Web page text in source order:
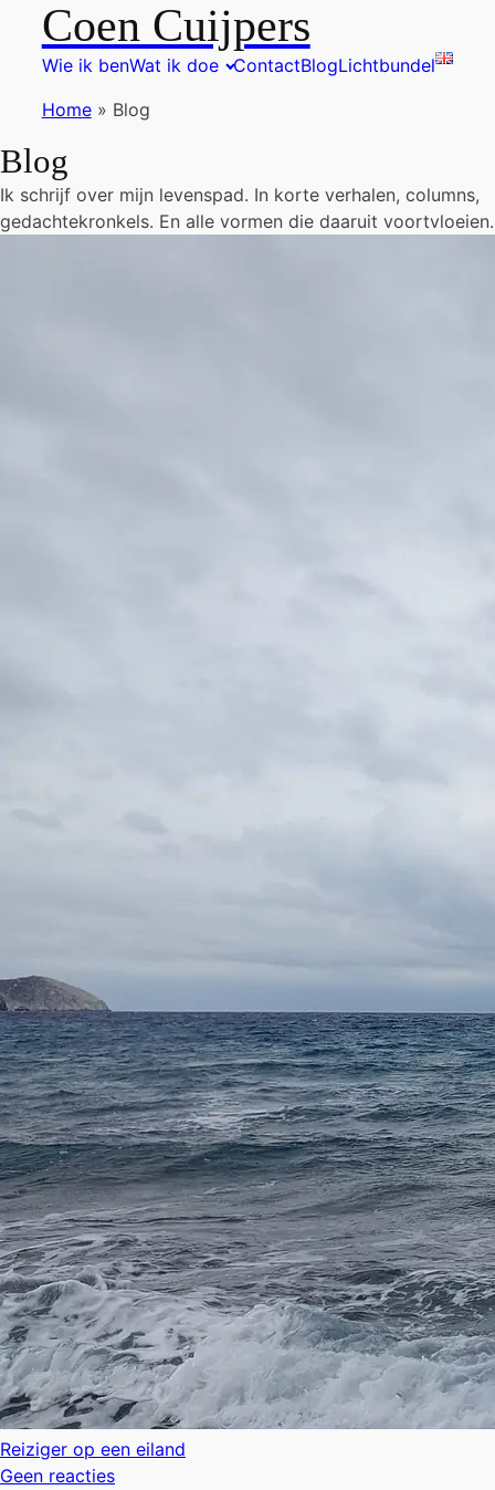
Coen Cuijpers
Wie ik benWat ik doe ContactBlogLichtbundel
Home» Blog
Blog
Ik schrijf over mijn levenspad. In korte verhalen, columns,
gedachtekronkels. En alle vormen die daaruit voortvloeien.
Reiziger op een eiland
Geen reacties